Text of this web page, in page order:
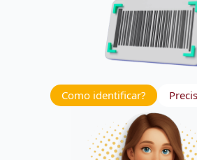
Como identificar?